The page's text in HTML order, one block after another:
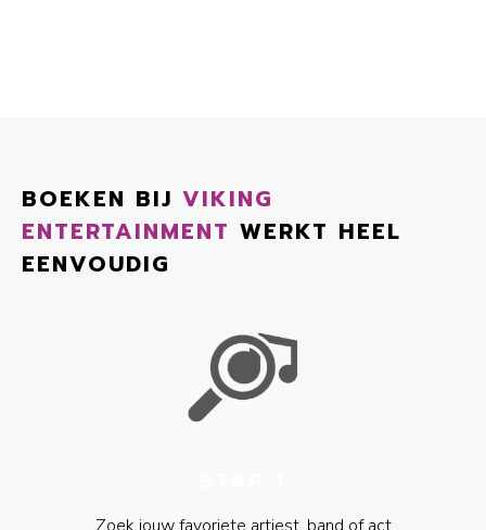
BOEKEN BIJ VIKING
ENTERTAINMENT WERKT HEEL
EENVOUDIG